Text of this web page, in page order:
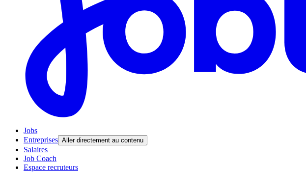
Jobs
Entreprises Aller directement au contenu
Salaires
Job Coach
Espace recruteurs